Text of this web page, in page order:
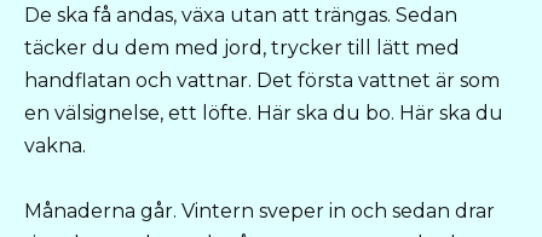
De ska få andas, växa utan att trängas. Sedan
täcker du dem med jord, trycker till lätt med
handflatan och vattnar. Det första vattnet är som
en välsignelse, ett löfte. Här ska du bo. Här ska du
vakna.
Månaderna går. Vintern sveper in och sedan drar